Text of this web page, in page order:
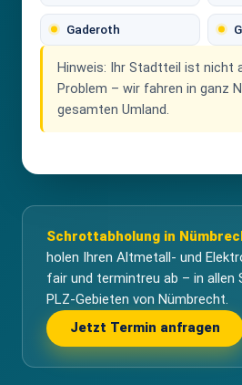
Gaderoth
Hinweis: Ihr Stadtteil ist nicht
Problem – wir fahren in ganz
gesamten Umland.
Schrottabholung in
holen Ihren Altmetall- und
fair und termintreu ab – in allen
PLZ-Gebieten von Nümbrecht.
Jetzt Termin anfragen